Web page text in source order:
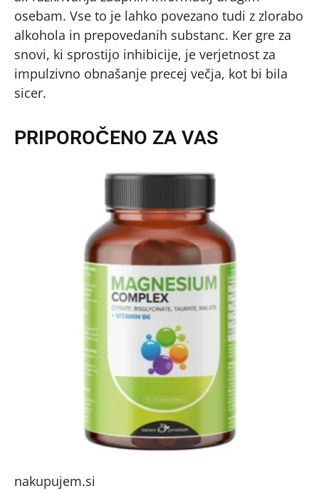
osebam. Vse to je lahko povezano tudi z zlorabo
alkohola in prepovedanih substanc. Ker gre za
snovi, ki sprostijo inhibicije, je verjetnost za
impulzivno obnašanje precej večja, kot bi bila
sicer.
PRIPOROČENO ZA VAS
nakupujem.si